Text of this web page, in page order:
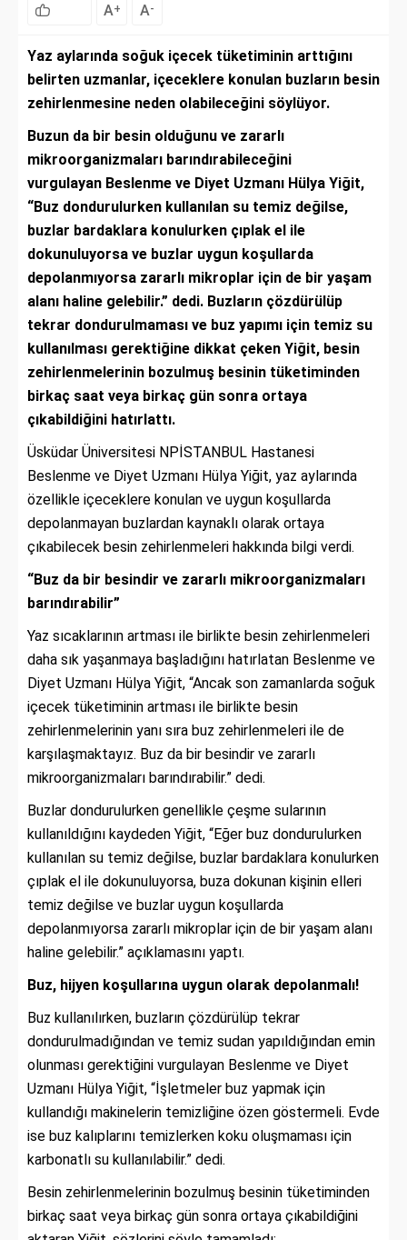
A+ A-
Yaz aylarında soğuk içecek tüketiminin arttığını
belirten uzmanlar, içeceklere konulan buzların besin
zehirlenmesine neden olabileceğini söylüyor.
Buzun da bir besin olduğunu ve zararlı
mikroorganizmaları barındırabileceğini
vurgulayan Beslenme ve Diyet Uzmanı Hülya Yiğit,
“Buz dondurulurken kullanılan su temiz değilse,
buzlar bardaklara konulurken çıplak el ile
dokunuluyorsa ve buzlar uygun koşullarda
depolanmıyorsa zararlı mikroplar için de bir yaşam
alanı haline gelebilir.” dedi. Buzların çözdürülüp
tekrar dondurulmaması ve buz yapımı için temiz su
kullanılması gerektiğine dikkat çeken Yiğit, besin
zehirlenmelerinin bozulmuş besinin tüketiminden
birkaç saat veya birkaç gün sonra ortaya
çıkabildiğini hatırlattı.
Üsküdar Üniversitesi NPİSTANBUL Hastanesi
Beslenme ve Diyet Uzmanı Hülya Yiğit, yaz aylarında
özellikle içeceklere konulan ve uygun koşullarda
depolanmayan buzlardan kaynaklı olarak ortaya
çıkabilecek besin zehirlenmeleri hakkında bilgi verdi.
“Buz da bir besindir ve zararlı mikroorganizmaları
barındırabilir”
Yaz sıcaklarının artması ile birlikte besin zehirlenmeleri
daha sık yaşanmaya başladığını hatırlatan Beslenme ve
Diyet Uzmanı Hülya Yiğit, “Ancak son zamanlarda soğuk
içecek tüketiminin artması ile birlikte besin
zehirlenmelerinin yanı sıra buz zehirlenmeleri ile de
karşılaşmaktayız. Buz da bir besindir ve zararlı
mikroorganizmaları barındırabilir.” dedi.
Buzlar dondurulurken genellikle çeşme sularının
kullanıldığını kaydeden Yiğit, “Eğer buz dondurulurken
kullanılan su temiz değilse, buzlar bardaklara konulurken
çıplak el ile dokunuluyorsa, buza dokunan kişinin elleri
temiz değilse ve buzlar uygun koşullarda
depolanmıyorsa zararlı mikroplar için de bir yaşam alanı
haline gelebilir.” açıklamasını yaptı.
Buz, hijyen koşullarına uygun olarak depolanmalı!
Buz kullanılırken, buzların çözdürülüp tekrar
dondurulmadığından ve temiz sudan yapıldığından emin
olunması gerektiğini vurgulayan Beslenme ve Diyet
Uzmanı Hülya Yiğit, “İşletmeler buz yapmak için
kullandığı makinelerin temizliğine özen göstermeli. Evde
ise buz kalıplarını temizlerken koku oluşmaması için
karbonatlı su kullanılabilir.” dedi.
Besin zehirlenmelerinin bozulmuş besinin tüketiminden
birkaç saat veya birkaç gün sonra ortaya çıkabildiğini